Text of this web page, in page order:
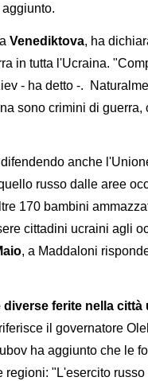
Venediktova, ha
in tutta l'Ucraina.
- ha detto -.
sono crimini di guerra,
anche
russo dalle aree
170 bambini
cittadini ucraini agli
, a Maddaloni
ferite nella
il governatore
ha aggiunto che le
"L'esercito